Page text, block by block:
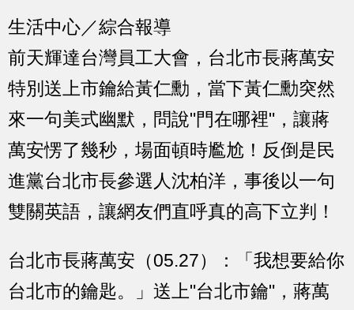
生活中心／綜合報導
前天輝達台灣員工大會，台北市長蔣萬安
特別送上市鑰給黃仁勳，當下黃仁勳突然
來一句美式幽默，問說"門在哪裡"，讓蔣
萬安愣了幾秒，場面頓時尷尬！反倒是民
進黨台北市長參選人沈柏洋，事後以一句
雙關英語，讓網友們直呼真的高下立判！
台北市長蔣萬安（05.27）：「我想要給你
台北市的鑰匙。」送上"台北市鑰"，蔣萬